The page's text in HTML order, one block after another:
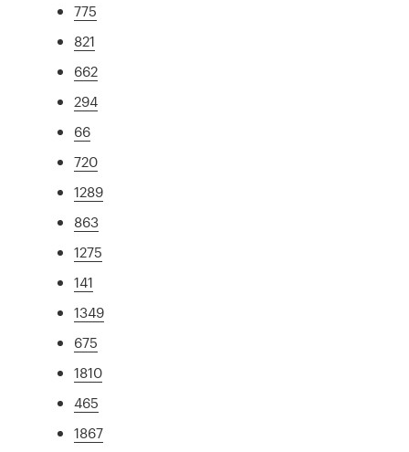
775
821
662
294
66
720
1289
863
1275
141
1349
675
1810
465
1867